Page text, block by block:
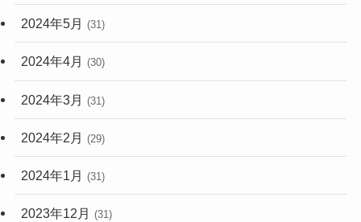
2024年5月 (31)
2024年4月 (30)
2024年3月 (31)
2024年2月 (29)
2024年1月 (31)
2023年12月 (31)